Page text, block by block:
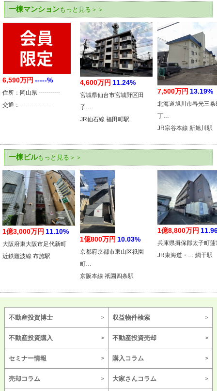
一棟マンションもっと見る＞＞
6,590万円 -----%
住所：岡山県 -----------
交通：----------------
4,600万円 11.24%
宮城県仙台市宮城野区田
子…
JR仙石線 福田町駅
7,500万円 13.19%
北海道旭川市春光三条
丁…
JR宗谷本線 新旭川駅
一棟ビルもっと見る＞＞
1億3,000万円 11.10%
大阪府東大阪市足代新町
近鉄難波線 布施駅
1億800万円 10.03%
京都府京都市東山区祇園
町…
京阪本線 祇園四条駅
1億8,800万円
兵庫県揖保郡太子町蓮
JR東海道・… 網干駅
不動産投資博士 収益物件検索
不動産投資購入 不動産投資売却
セミナー情報 購入コラム
売却コラム 大家さんコラム